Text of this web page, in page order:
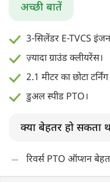
अच्छी बातें
3-सिलेंडर E-TVCS
ज़्यादा ग्राउंड क्लीयरेंस।
2.1 मीटर का छोटा
डुअल स्पीड PTO।
क्या बेहतर हो सकता
रिवर्स PTO ऑप्शन